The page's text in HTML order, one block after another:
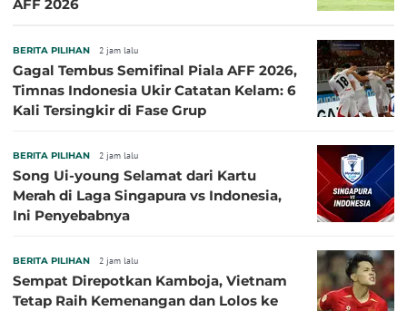
AFF 2026
BERITA PILIHAN 2 jam lalu
Gagal Tembus Semifinal Piala AFF 2026,
Timnas Indonesia Ukir Catatan Kelam: 6
Kali Tersingkir di Fase Grup
BERITA PILIHAN 2 jam lalu
Song Ui-young Selamat dari Kartu
Merah di Laga Singapura vs Indonesia,
Ini Penyebabnya
BERITA PILIHAN 2 jam lalu
Sempat Direpotkan Kamboja, Vietnam
Tetap Raih Kemenangan dan Lolos ke